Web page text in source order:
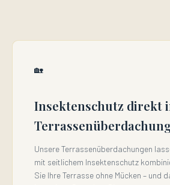
🏡
Insektenschutz direkt
Unsere Terrassenüberdachungen
mit seitlichem Insektenschutz
Sie Ihre Terrasse ohne Mücken – und